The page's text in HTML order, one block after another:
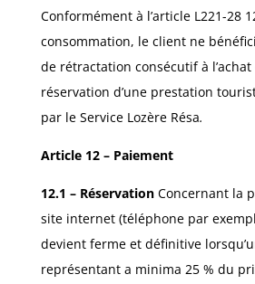
Conformément à l’article L221-28
consommation, le client ne
de rétractation consécutif à l’achat
réservation d’une prestation
par le Service Lozère Résa.
Article 12 – Paiement
12.1 – Réservation Concernant la
site internet (téléphone par
devient ferme et définitive
représentant a minima 25 % du